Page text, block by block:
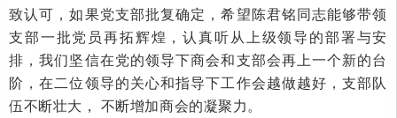
致认可，如果党支部批复确定，希望陈君铭同志能够带领
支部一批党员再拓辉煌，认真听从上级领导的部署与安
排，我们坚信在党的领导下商会和支部会再上一个新的台
阶，在二位领导的关心和指导下工作会越做越好，支部队
伍不断壮大， 不断增加商会的凝聚力。